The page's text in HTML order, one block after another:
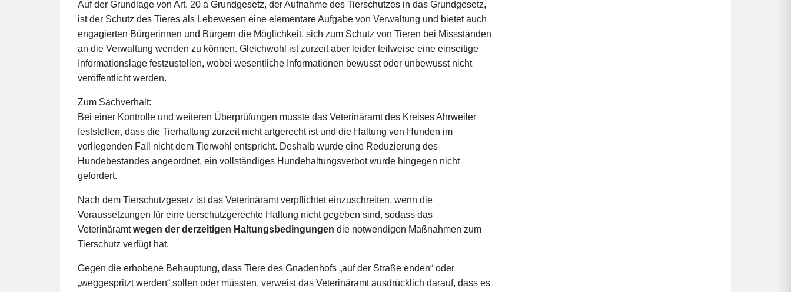
Auf der Grundlage von Art. 20 a Grundgesetz, der Aufnahme des Tierschutzes in das Grundgesetz,
ist der Schutz des Tieres als Lebewesen eine elementare Aufgabe von Verwaltung und bietet auch
engagierten Bürgerinnen und Bürgern die Möglichkeit, sich zum Schutz von Tieren bei Missständen
an die Verwaltung wenden zu können. Gleichwohl ist zurzeit aber leider teilweise eine einseitige
Informationslage festzustellen, wobei wesentliche Informationen bewusst oder unbewusst nicht
veröffentlicht werden.
Zum Sachverhalt:
Bei einer Kontrolle und weiteren Überprüfungen musste das Veterinäramt des Kreises Ahrweiler
feststellen, dass die Tierhaltung zurzeit nicht artgerecht ist und die Haltung von Hunden im
vorliegenden Fall nicht dem Tierwohl entspricht. Deshalb wurde eine Reduzierung des
Hundebestandes angeordnet, ein vollständiges Hundehaltungsverbot wurde hingegen nicht
gefordert.
Nach dem Tierschutzgesetz ist das Veterinäramt verpflichtet einzuschreiten, wenn die
Voraussetzungen für eine tierschutzgerechte Haltung nicht gegeben sind, sodass das
Veterinäramtwegen der derzeitigen Haltungsbedingungen die notwendigen Maßnahmen zum
Tierschutz verfügt hat.
Gegen die erhobene Behauptung, dass Tiere des Gnadenhofs „auf der Straße enden“ oder
„weggespritzt werden“ sollen oder müssten, verweist das Veterinäramt ausdrücklich darauf, dass es